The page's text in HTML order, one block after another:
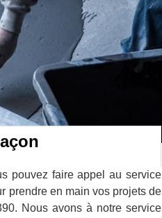
pouvez faire appel au service
prendre en main vos projets de
Nous avons à notre service